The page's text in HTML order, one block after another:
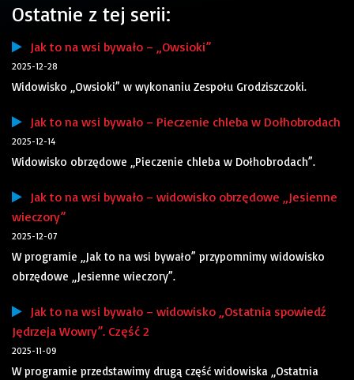
Ostatnie z tej serii:
Jak to na wsi bywało – „Owsioki”
2025-12-28
Widowisko „Owsioki” w wykonaniu Zespołu Grodziszczoki.
Jak to na wsi bywało – Pieczenie chleba w Dołhobrodach
2025-12-14
Widowisko obrzędowe „Pieczenie chleba w Dołhobrodach”.
Jak to na wsi bywało – widowisko obrzędowe „Jesienne
wieczory”
2025-12-07
W programie „Jak to na wsi bywało” przypomnimy widowisko
obrzędowe „Jesienne wieczory”.
Jak to na wsi bywało – widowisko „Ostatnia spowiedź
Jędrzeja Wowry”. Część 2
2025-11-09
W programie przedstawimy drugą część widowiska „Ostatnia